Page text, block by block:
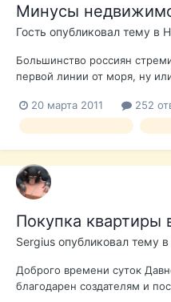
Минусы
Гость опубликовал тему в
Большинство россиян
первой линии от моря, ну
этом? «Если говорить об
первую очередь
20 марта 2011 252
Покупка квартиры
Sergius опубликовал тему в
Доброго времени суток
благодарен создателям и